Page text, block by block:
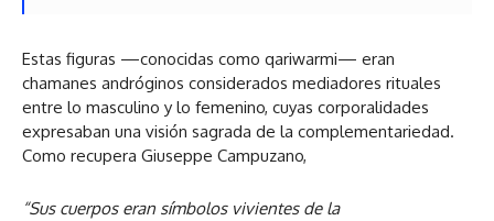
Estas figuras —conocidas como qariwarmi— eran
chamanes andróginos considerados mediadores rituales
entre lo masculino y lo femenino, cuyas corporalidades
expresaban una visión sagrada de la complementariedad.
Como recupera Giuseppe Campuzano,
“Sus cuerpos eran símbolos vivientes de la